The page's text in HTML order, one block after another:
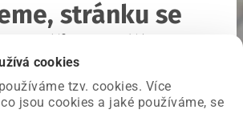
cookies
tzv. cookies. Více
jsou cookies a jaké používáme, se
stránku se
na naší straně a už ji opravujeme.
načíst požadovanou stránku.